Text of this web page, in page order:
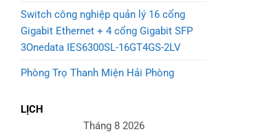
Switch công nghiệp quản lý 16 cổng
Gigabit Ethernet + 4 cổng Gigabit SFP
3Onedata IES6300SL-16GT4GS-2LV
Phòng Trọ Thanh Miện Hải Phòng
LỊCH
Tháng 8 2026